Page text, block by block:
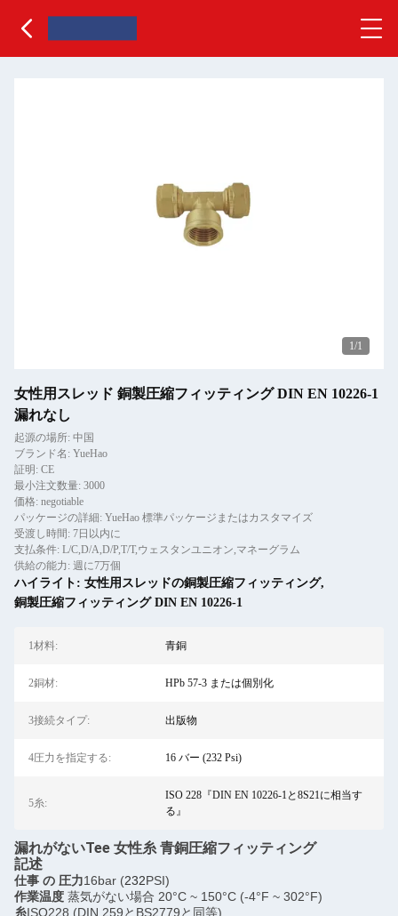
1/1
女性用スレッド 銅製圧縮フィッティング DIN EN 10226-1
漏れなし
起源の場所: 中国
ブランド名: YueHao
証明: CE
最小注文数量: 3000
価格: negotiable
パッケージの詳細: YueHao 標準パッケージまたはカスタマイズ
受渡し時間: 7日以内に
支払条件: L/C,D/A,D/P,T/T,ウェスタンユニオン,マネーグラム
供給の能力: 週に7万個
ハイライト: 女性用スレッドの銅製圧縮フィッティング,
銅製圧縮フィッティング DIN EN 10226-1
1材料: 青銅
2銅材: HPb 57-3 または個別化
3接続タイプ: 出版物
4圧力を指定する: 16 バー (232 Psi)
5糸:
ISO 228『DIN EN 10226-1と8S21に相当す
る』
漏れがないTee 女性糸 青銅圧縮フィッティング
記述
仕事 の 圧力16bar (232PSI)
作業温度 蒸気がない場合 20°C ~ 150°C (-4°F ~ 302°F)
糸ISO228 (DIN 259とBS2779と同等)